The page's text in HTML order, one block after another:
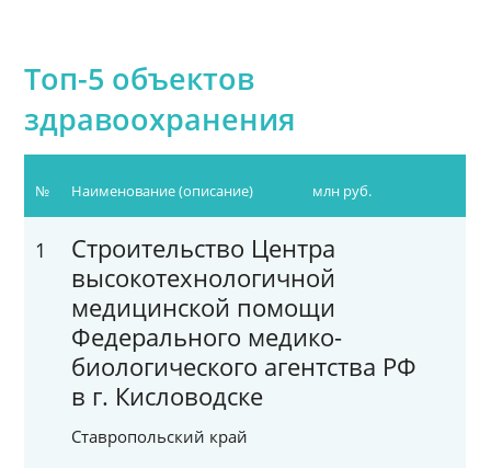
Топ-5 объектов
здравоохранения
№ Наименование (описание) млн руб.
1
Строительство Центра
высокотехнологичной
медицинской помощи
Федерального медико-
биологического агентства РФ
в г. Кисловодске
Ставропольский край